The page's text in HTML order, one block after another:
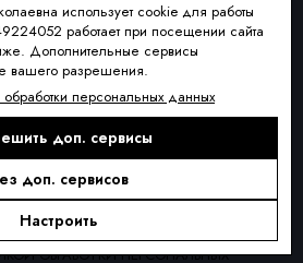
предложения
ПЕРСОНАЛЬНЫХ ДАННЫХ И
ОБРАБОТКИ ПЕРСОНАЛЬНЫХ
использует cookie для работы
работает при посещении сайта
Дополнительные сервисы
вашего разрешения.
обработки персональных данных
доп. сервисы
доп. сервисов
Настроить